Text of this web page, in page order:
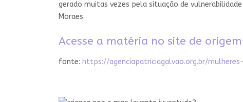
gerado muitas vezes pela situação de
Moraes.
Acesse a matéria no site de origem
fonte: https://agenciapatriciagalvao.org.br/